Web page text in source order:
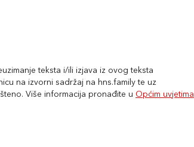
teksta i/ili izjava iz ovog teksta
na izvorni sadržaj na hns.family te uz
Više informacija pronađite u Općim uvjetima